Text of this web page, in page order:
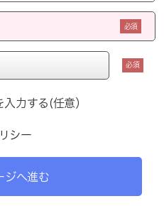
必須
必須
力する(任意）
シー
ジへ進む